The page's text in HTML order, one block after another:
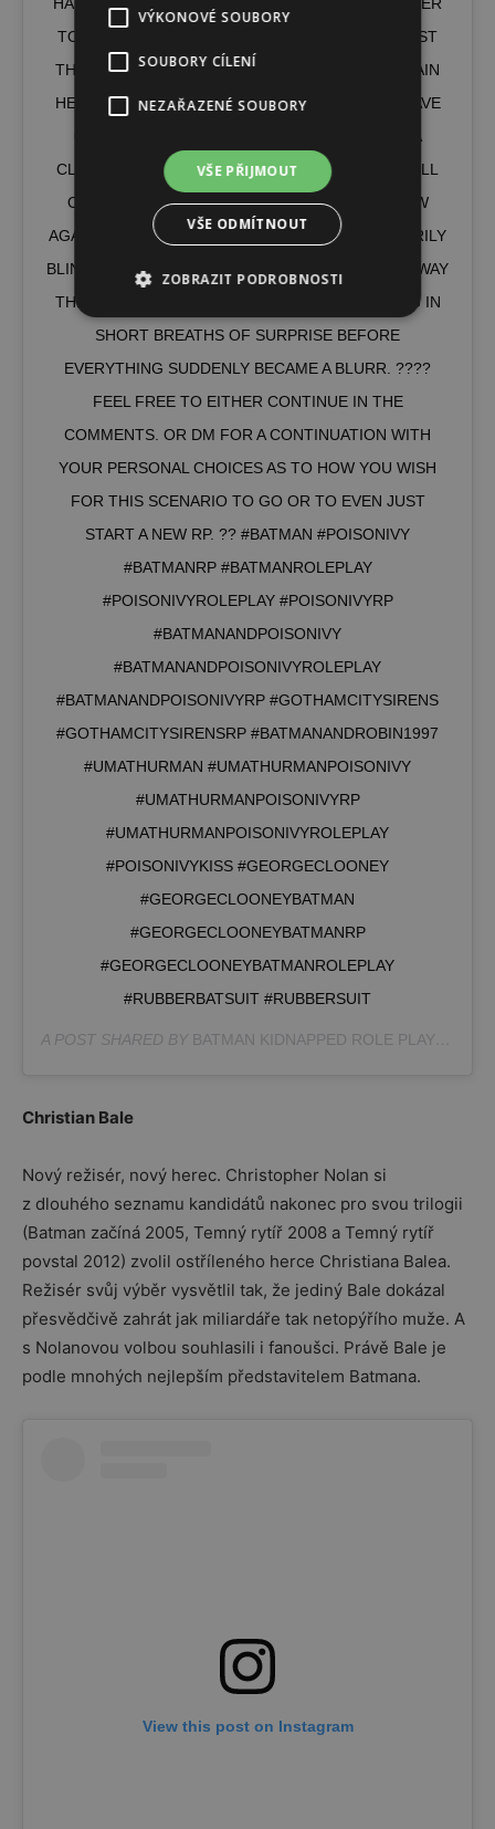
TO ME WITH AN APPEALING STRUT. BUT THE LAST
THING I REMEMBER AS I WAS READY TO RESTRAIN
HER WHEN SHE GOT CLOSE ENOUGH, WAS A WAVE
OF HER HAND TO HER PURSED LIPS WHERE A
CLOUD OF PINK COLOURED FUMES WITH A SMELL
OF PHEROMONES HAD EMERGED AS SHE BLEW
AGAINST HER PALM. THE CLOUD HAD TEMPORARILY
BLINDED ME AS THE SUBSTANCE HAD MADE IT'S WAY
THROUGH MY MOUTH AND NOSE AFTER TAKING IN
SHORT BREATHS OF SURPRISE BEFORE
EVERYTHING SUDDENLY BECAME A BLURR. ????
FEEL FREE TO EITHER CONTINUE IN THE
COMMENTS. OR DM FOR A CONTINUATION WITH
YOUR PERSONAL CHOICES AS TO HOW YOU WISH
FOR THIS SCENARIO TO GO OR TO EVEN JUST
START A NEW RP. ?? #BATMAN #POISONIVY
#BATMANRP #BATMANROLEPLAY
#POISONIVYROLEPLAY #POISONIVYRP
#BATMANANDPOISONIVY
#BATMANANDPOISONIVYROLEPLAY
#BATMANANDPOISONIVYRP #GOTHAMCITYSIRENS
#GOTHAMCITYSIRENSRP #BATMANANDROBIN1997
#UMATHURMAN #UMATHURMANPOISONIVY
#UMATHURMANPOISONIVYRP
#UMATHURMANPOISONIVYROLEPLAY
#POISONIVYKISS #GEORGECLOONEY
#GEORGECLOONEYBATMAN
#GEORGECLOONEYBATMANRP
#GEORGECLOONEYBATMANROLEPLAY
#RUBBERBATSUIT #RUBBERSUIT
A POST SHARED BY BATMAN KIDNAPPED ROLE PLAY
Christian Bale
Nový režisér, nový herec. Christopher Nolan si
z dlouhého seznamu kandidátů nakonec pro svou trilogii
(Batman začíná 2005, Temný rytíř 2008 a Temný rytíř
povstal 2012) zvolil ostříleného herce Christiana Balea.
Režisér svůj výběr vysvětlil tak, že jediný Bale dokázal
přesvědčivě zahrát jak miliardáře tak netopýřího muže. A
s Nolanovou volbou souhlasili i fanoušci. Právě Bale je
podle mnohých nejlepším představitelem Batmana.
View this post on Instagram
VÝKONOVÉ SOUBORY
SOUBORY CÍLENÍ
NEZAŘAZENÉ SOUBORY
VŠE PŘIJMOUT
VŠE ODMÍTNOUT
ZOBRAZIT PODROBNOSTI